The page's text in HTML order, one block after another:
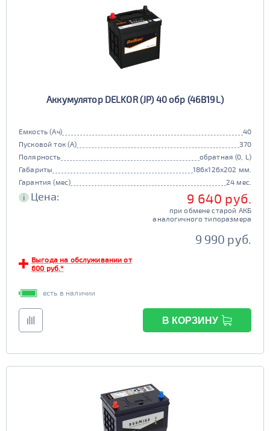
Аккумулятор DELKOR (JP) 40 обр (46B19L)
Емкость (Ач)
40
Пусковой ток (А)
370
Полярность
обратная (0, L)
Габариты
186x126x202 мм.
Гарантия (мес)
24 мес.
i Цена: 9 640 руб.
при обмене старой АКБ
аналогичного типоразмера
9 990 руб.
Выгода на обслуживании от
600 руб.*
есть в наличии
В КОРЗИНУ